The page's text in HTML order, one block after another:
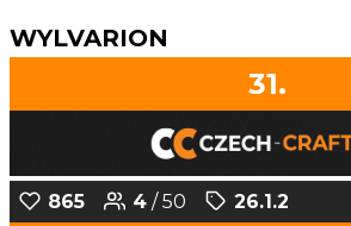
WYLVARION
31.
865 4 / 50
26.1.2